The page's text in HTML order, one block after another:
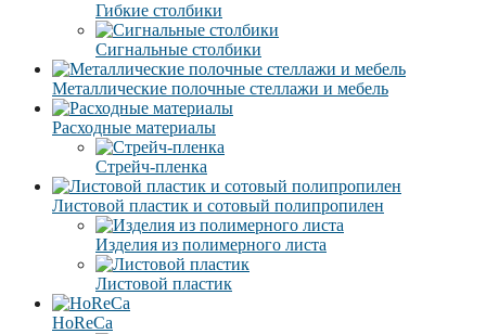
Гибкие столбики
Сигнальные столбики
Металлические полочные стеллажи и мебель
Расходные материалы
Стрейч-пленка
Листовой пластик и сотовый полипропилен
Изделия из полимерного листа
Листовой пластик
HoReCa